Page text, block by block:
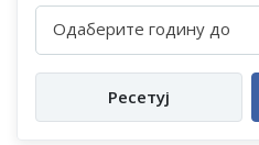
Одаберите годину до
Ресетуј